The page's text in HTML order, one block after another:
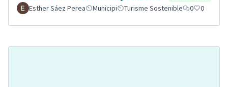
Esther Sáez Perea
Municipi Turisme Sostenible 0 0